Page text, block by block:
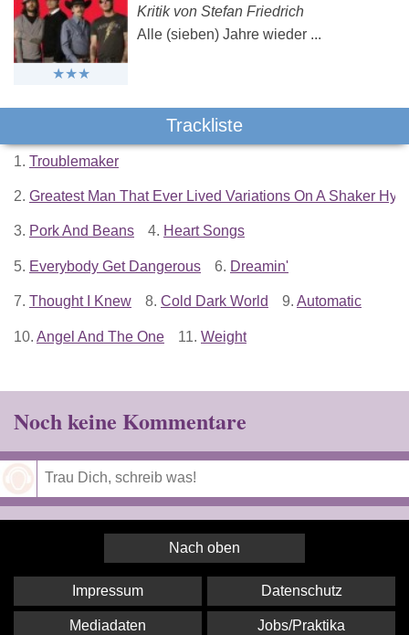
Kritik von Stefan Friedrich
Alle (sieben) Jahre wieder ...
Trackliste
1. Troublemaker
2. Greatest Man That Ever Lived Variations On A Shaker
3. Pork And Beans 4. Heart Songs
5. Everybody Get Dangerous 6. Dreamin'
7. Thought I Knew 8. Cold Dark World 9. Automatic
10. Angel And The One 11. Weight
Noch keine Kommentare
Nach oben
Impressum Datenschutz
Mediadaten Jobs/Praktika